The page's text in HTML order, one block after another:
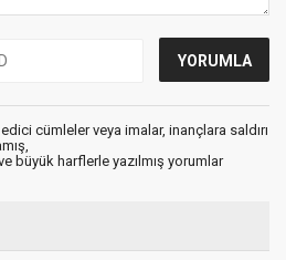
cümleler veya imalar, inançlara saldırı
büyük harflerle yazılmış yorumlar